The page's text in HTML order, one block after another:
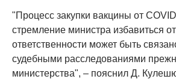
"Процесс закупки вакцины от
стремление министра избавиться
ответственности может быть
судебными расследованиями
министерства", – пояснил Д.